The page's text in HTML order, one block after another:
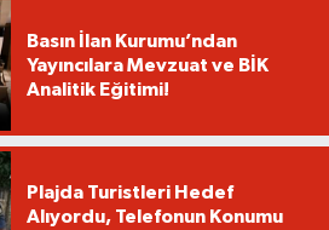
Basın İlan Kurumu’ndan
Yayıncılara Mevzuat ve BİK
Analitik Eğitimi!
Plajda Turistleri Hedef
Alıyordu, Telefonun Konumu